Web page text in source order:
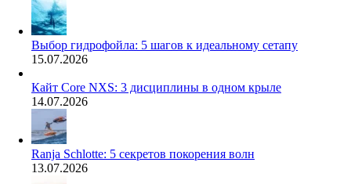
Выбор гидрофойла: 5 шагов к идеальному сетапу
15.07.2026
Кайт Core NXS: 3 дисциплины в одном крыле
14.07.2026
Ranja Schlotte: 5 секретов покорения волн
13.07.2026